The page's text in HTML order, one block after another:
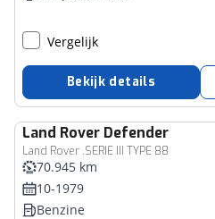
Vergelijk
Bekijk details
Land Rover Defender
Land Rover .SERIE III TYPE 88
70.945 km
10-1979
Benzine